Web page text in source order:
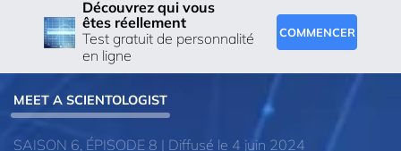
Découvrez qui vous
êtes réellement
Test gratuit de personnalité
en ligne
COMMENCER
MEET A SCIENTOLOGIST
SAISON 6, ÉPISODE 8 | Diffusé le 4 juin 2024